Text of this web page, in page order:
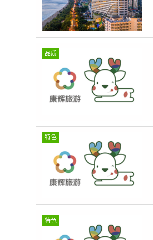
品质
特色
特色